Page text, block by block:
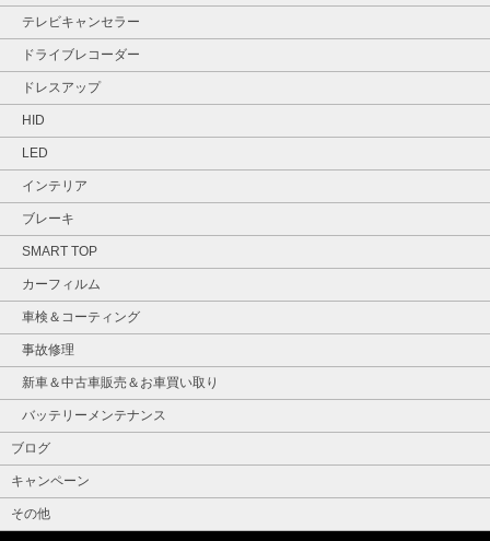
テレビキャンセラー
ドライブレコーダー
ドレスアップ
HID
LED
インテリア
ブレーキ
SMART TOP
カーフィルム
車検＆コーティング
事故修理
新車＆中古車販売＆お車買い取り
バッテリーメンテナンス
ブログ
キャンペーン
その他